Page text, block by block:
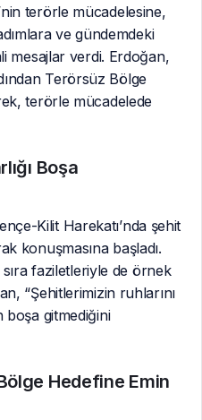
terörle mücadelesine,
ve gündemdeki
mesajlar verdi. Erdoğan,
Terörsüz Bölge
terörle mücadelede
Boşa
Kilit Harekatı’nda şehit
konuşmasına başladı.
faziletleriyle de örnek
“Şehitlerimizin ruhlarını
boşa gitmediğini
Hedefine Emin